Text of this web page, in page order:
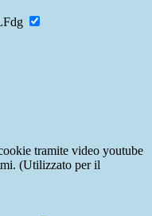
tramite video youtube
(Utilizzato per il